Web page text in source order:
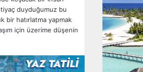
duyduğumuz bu
bir hatırlatma yapmak
için üzerime düşenin